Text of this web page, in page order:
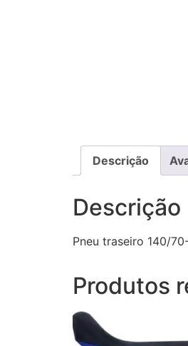
Descrição
Descrição
Pneu traseiro 140/
Produtos